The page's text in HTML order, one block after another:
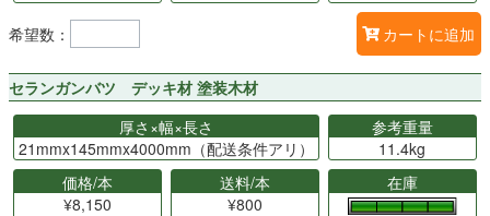
希望数： カートに追加
セランガンバツ デッキ材 塗装木材
厚さ×幅×長さ
21mmx145mmx4000mm（配送条件アリ）
参考重量
11.4kg
価格/本
¥8,150
送料/本
¥800
在庫